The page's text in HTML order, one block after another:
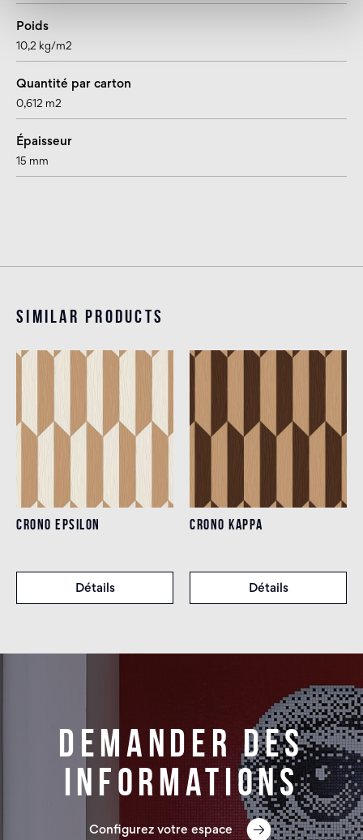
Poids
10,2 kg/m2
Quantité par carton
0,612 m2
Épaisseur
15 mm
Similar products
CRONO EPSILON
Détails
CRONO KAPPA
Détails
Demander des
informations
Configurez votre espace